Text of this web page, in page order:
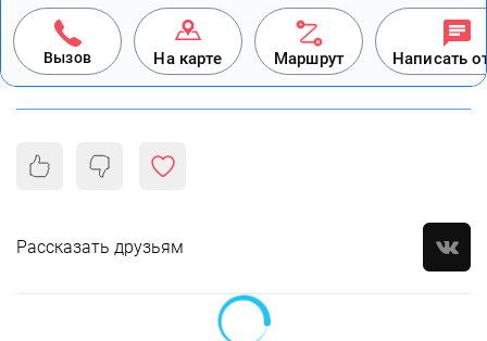
Вызов На карте Маршрут Написать
Рассказать друзьям